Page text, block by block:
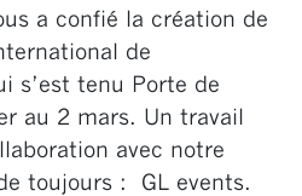
a confié la création de
de
s’est tenu Porte de
au 2 mars. Un travail
avec notre
toujours : GL events.